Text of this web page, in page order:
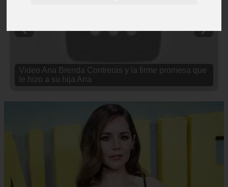
Video Ana Brenda Contreras y la firme promesa que
le hizo a su hija Aria